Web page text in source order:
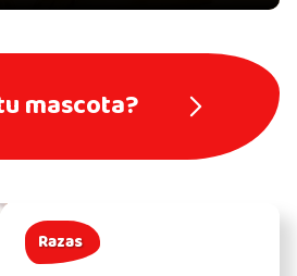
mascota?
Razas